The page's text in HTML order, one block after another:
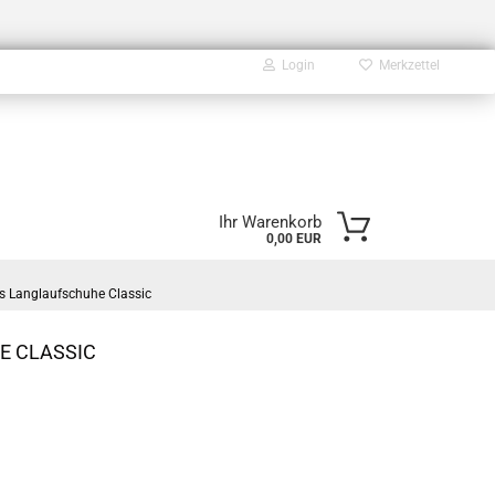
Login Merkzettel
Ihr Warenkorb
0,00 EUR
Langlaufschuhe Classic
CLASSIC